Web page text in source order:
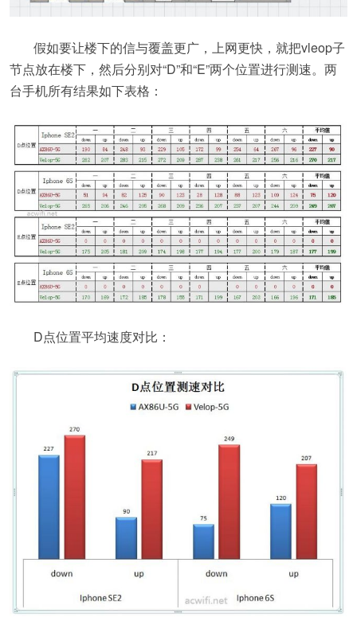
假如要让楼下的信与覆盖更广，上网更快，就把vleop子
节点放在楼下，然后分别对“D”和“E”两个位置进行测速。两
台手机所有结果如下表格：
D点位置平均速度对比：